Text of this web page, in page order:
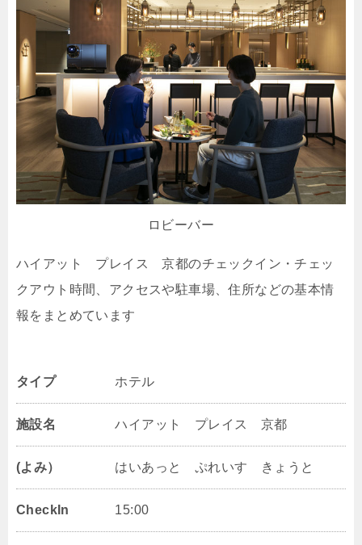
ロビーバー
ハイアット プレイス 京都のチェックイン・チェッ
クアウト時間、アクセスや駐車場、住所などの基本情
報をまとめています
タイプ ホテル
施設名 ハイアット プレイス 京都
(よみ） はいあっと ぷれいす きょうと
CheckIn 15:00